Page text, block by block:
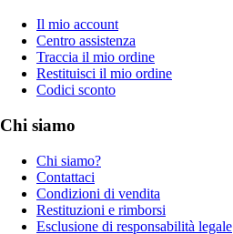
Il mio account
Centro assistenza
Traccia il mio ordine
Restituisci il mio ordine
Codici sconto
Chi siamo
Chi siamo?
Contattaci
Condizioni di vendita
Restituzioni e rimborsi
Esclusione di responsabilità legale